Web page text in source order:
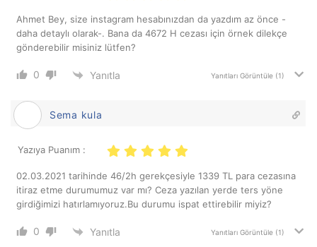
Ahmet Bey, size instagram hesabınızdan da yazdım az önce -
daha detaylı olarak-. Bana da 4672 H cezası için örnek dilekçe
gönderebilir misiniz lütfen?
0 Yanıtla Yanıtları Görüntüle (1)
Sema kula
Yazıya Puanım :
02.03.2021 tarihinde 46/2h gerekçesiyle 1339 TL para cezasına
itiraz etme durumumuz var mı? Ceza yazılan yerde ters yöne
girdiğimizi hatırlamıyoruz.Bu durumu ispat ettirebilir miyiz?
0 Yanıtla Yanıtları Görüntüle (1)